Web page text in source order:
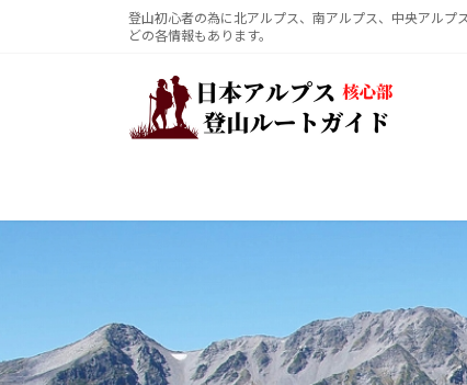
ッ
移
登山初心者の為に北アルプス、南アルプス、中央アルプ
どの各情報もあります。